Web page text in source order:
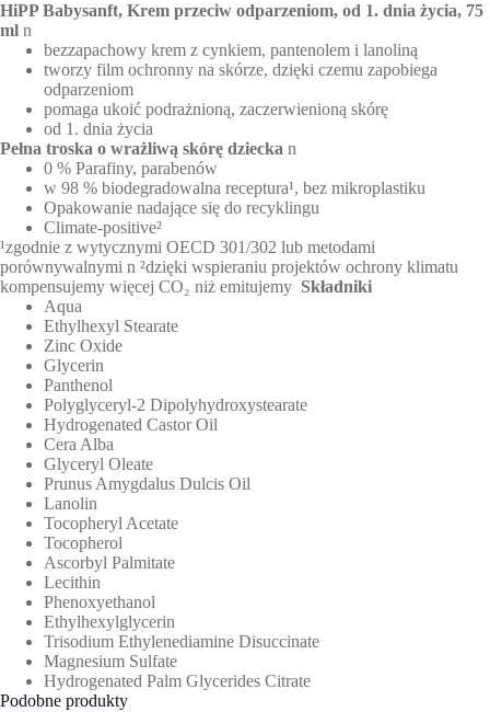
HiPP Babysanft, Krem przeciw odparzeniom, od 1. dnia życia, 75
ml n
bezzapachowy krem z cynkiem, pantenolem i lanoliną
tworzy film ochronny na skórze, dzięki czemu zapobiega
odparzeniom
pomaga ukoić podrażnioną, zaczerwienioną skórę
od 1. dnia życia
Pełna troska o wrażliwą skórę dziecka n
0 % Parafiny, parabenów
w 98 % biodegradowalna receptura¹, bez mikroplastiku
Opakowanie nadające się do recyklingu
Climate-positive²
¹zgodnie z wytycznymi OECD 301/302 lub metodami
porównywalnymi n ²dzięki wspieraniu projektów ochrony klimatu
kompensujemy więcej CO₂ niż emitujemy Składniki
Aqua
Ethylhexyl Stearate
Zinc Oxide
Glycerin
Panthenol
Polyglyceryl-2 Dipolyhydroxystearate
Hydrogenated Castor Oil
Cera Alba
Glyceryl Oleate
Prunus Amygdalus Dulcis Oil
Lanolin
Tocopheryl Acetate
Tocopherol
Ascorbyl Palmitate
Lecithin
Phenoxyethanol
Ethylhexylglycerin
Trisodium Ethylenediamine Disuccinate
Magnesium Sulfate
Hydrogenated Palm Glycerides Citrate
Podobne produkty